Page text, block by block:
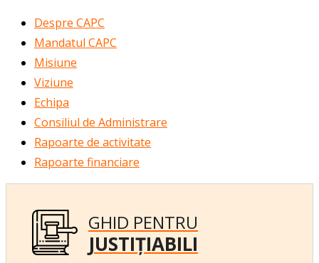
Despre CAPC
Mandatul CAPC
Misiune
Viziune
Echipa
Consiliul de Administrare
Rapoarte de activitate
Rapoarte financiare
GHID PENTRU
JUSTIȚIABILI